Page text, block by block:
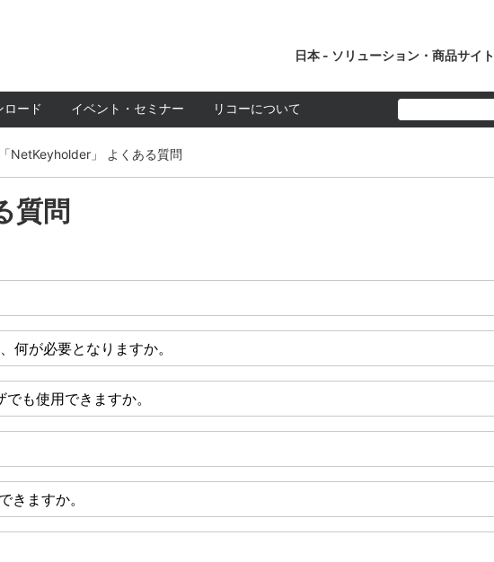
日本 - ソリューション・商品サイト
ロード イベント・セミナー リコーについて
「NetKeyholder」 よくある質問
質問
何が必要となりますか。
も使用できますか。
きますか。